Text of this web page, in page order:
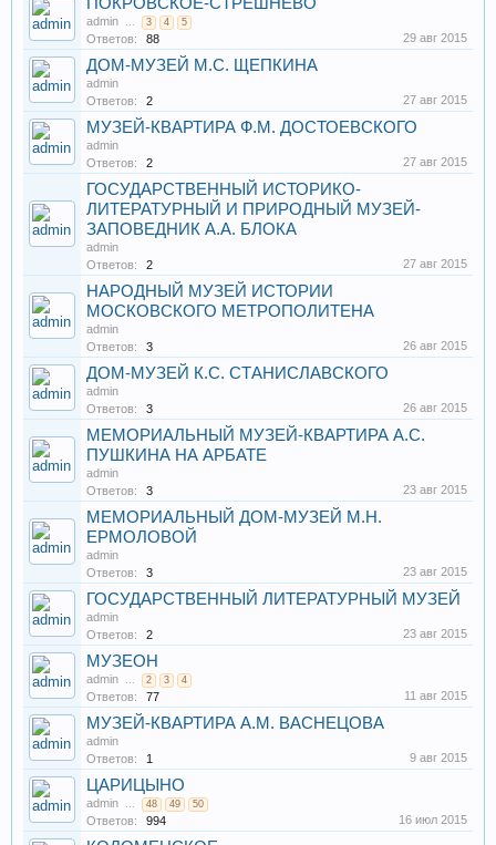
admin ... 3 4 5
Ответов: 88 29 авг 2015
ДОМ-МУЗЕЙ М.С. ЩЕПКИНА
admin
Ответов:
2 27 авг 2015
МУЗЕЙ-КВАРТИРА Ф.М. ДОСТОЕВСКОГО
admin
Ответов:
2 27 авг 2015
ГОСУДАРСТВЕННЫЙ ИСТОРИКО-
ЛИТЕРАТУРНЫЙ И ПРИРОДНЫЙ МУЗЕЙ-
ЗАПОВЕДНИК А.А. БЛОКА
admin
Ответов:
2 27 авг 2015
НАРОДНЫЙ МУЗЕЙ ИСТОРИИ
МОСКОВСКОГО МЕТРОПОЛИТЕНА
admin
Ответов:
3 26 авг 2015
ДОМ-МУЗЕЙ К.С. СТАНИСЛАВСКОГО
admin
Ответов:
3 26 авг 2015
МЕМОРИАЛЬНЫЙ МУЗЕЙ-КВАРТИРА А.С.
ПУШКИНА НА АРБАТЕ
admin
Ответов:
3 23 авг 2015
МЕМОРИАЛЬНЫЙ ДОМ-МУЗЕЙ М.Н.
ЕРМОЛОВОЙ
admin
Ответов:
3 23 авг 2015
ГОСУДАРСТВЕННЫЙ ЛИТЕРАТУРНЫЙ МУЗЕЙ
admin
Ответов:
2 23 авг 2015
МУЗЕОН
admin ... 2 3 4
Ответов: 77 11 авг 2015
МУЗЕЙ-КВАРТИРА А.М. ВАСНЕЦОВА
admin
Ответов:
1 9 авг 2015
ЦАРИЦЫНО
admin ... 48 49 50
Ответов: 994 16 июл 2015